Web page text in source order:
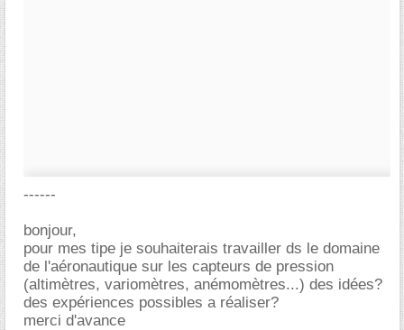
------
bonjour,
pour mes tipe je souhaiterais travailler ds le domaine
de l'aéronautique sur les capteurs de pression
(altimètres, variomètres, anémomètres...) des idées?
des expériences possibles a réaliser?
merci d'avance